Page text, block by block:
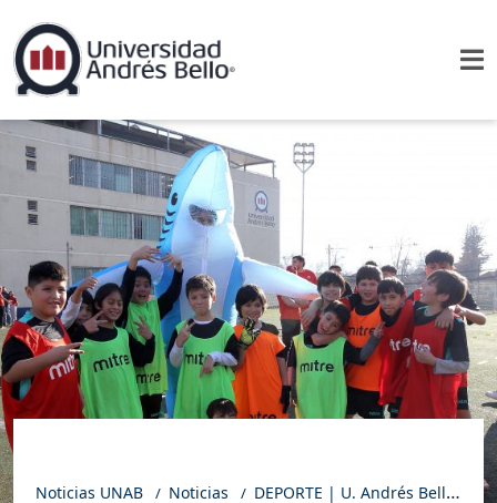
Noticias UNAB Noticias DEPORTE | U. Andrés Bello gracias a las fundaciones Fútbol Más y Luis Jiménez apoya a más de 100 niños y jóvenes vulnerables